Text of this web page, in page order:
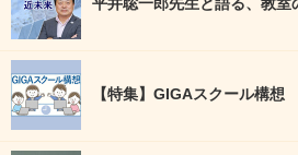
【特集】GIGAスクール構想